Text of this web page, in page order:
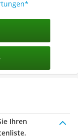
Ihren